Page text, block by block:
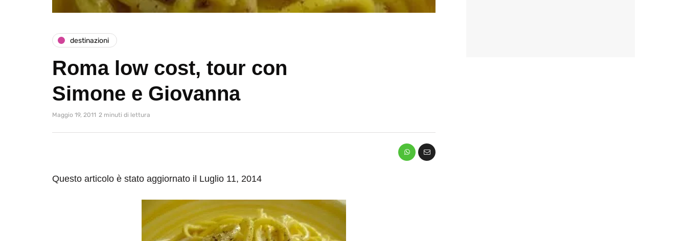
destinazioni
Roma low cost, tour con
Simone e Giovanna
Maggio 19, 2011 2 minuti di lettura
Questo articolo è stato aggiornato il Luglio 11, 2014